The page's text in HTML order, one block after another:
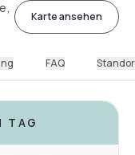
Karte ansehen
FAQ
TAG